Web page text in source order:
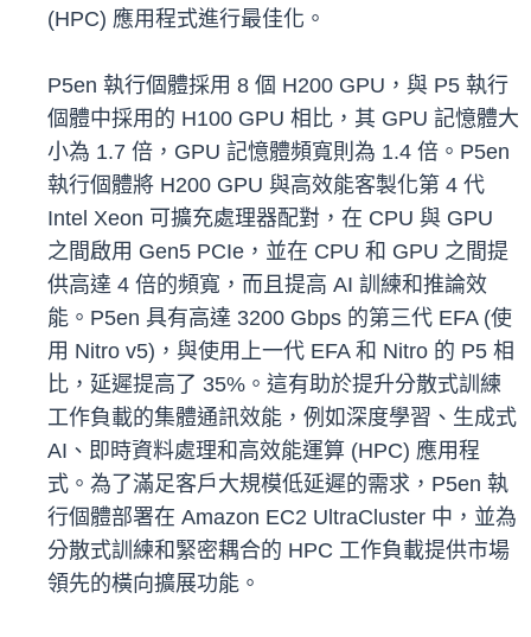
(HPC) 應用程式進行最佳化。
P5en 執行個體採用 8 個 H200 GPU，與 P5 執行
個體中採用的 H100 GPU 相比，其 GPU 記憶體大
小為 1.7 倍，GPU 記憶體頻寬則為 1.4 倍。P5en
執行個體將 H200 GPU 與高效能客製化第 4 代
Intel Xeon 可擴充處理器配對，在 CPU 與 GPU
之間啟用 Gen5 PCIe，並在 CPU 和 GPU 之間提
供高達 4 倍的頻寬，而且提高 AI 訓練和推論效
能。 P5en 具有高達 3200 Gbps 的第三代 EFA (使
用 Nitro v5)，與使用上一代 EFA 和 Nitro 的 P5 相
比，延遲提高了 35%。這有助於提升分散式訓練
工作負載的集體通訊效能，例如深度學習、生成式
AI、即時資料處理和高效能運算 (HPC) 應用程
式。為了滿足客戶大規模低延遲的需求，P5en 執
行個體部署在 Amazon EC2 UltraCluster 中，並為
分散式訓練和緊密耦合的 HPC 工作負載提供市場
領先的橫向擴展功能。